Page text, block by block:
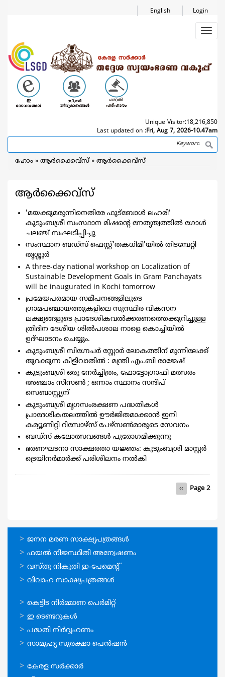
Login
English
Unique Visitor:18,216,850
Last updated on :Fri, Aug 7, 2026-10.47am
Search
Breadcrumb
ഹോം ആര്‍ക്കൈവ്സ് ആര്‍ക്കൈവ്സ്
ആര്‍ക്കൈവ്സ്
'മയക്കുമരുന്നിനെതിരേ ഫുട്ബോള്‍ ലഹരി'
കുടുംബശ്രീ സംസ്ഥാന മിഷന്‍റെ നേതൃത്വത്തില്‍ ഗോള്‍
ചലഞ്ച് സംഘടിപ്പിച്ചു
സംസ്ഥാന ബഡ്‌സ് ഫെസ്റ്റ്‌'തകധിമി'യിൽ തിടമ്പേറ്റി
തൃശ്ശൂർ
A three-day national workshop on Localization of
Sustainable Development Goals in Gram Panchayats
will be inaugurated in Kochi tomorrow
പ്രമേയപരമായ സമീപനങ്ങളിലൂടെ
ഗ്രാമപഞ്ചായത്തുകളിലെ സുസ്ഥിര വികസന
ലക്ഷ്യങ്ങളുടെ പ്രാദേശികവൽക്കരണത്തെക്കുറിച്ചുള്ള
ത്രിദിന ദേശീയ ശിൽപശാല നാളെ കൊച്ചിയിൽ
ഉദ്ഘാടനം ചെയ്യും.
കുടുംബശ്രീ സിഗ്നേചർ സ്റ്റോർ ലോകത്തിന് മുന്നിലേക്ക്
തുറക്കുന്ന കിളിവാതിൽ : മന്ത്രി എം.ബി രാജേഷ്
കുടുംബശ്രീ ഒരു നേർച്ചിത്രം, ഫോട്ടോഗ്രാഫി മത്സരം
അഞ്ചാം സീസൺ ; ഒന്നാം സ്ഥാനം സന്ദീപ്
സെബാസ്റ്റ്യന്
കുടുംബശ്രീ മൃഗസംരക്ഷണ പദ്ധതികള്‍
പ്രാദേശികതലത്തില്‍ ഊര്‍ജിതമാക്കാന്‍ ഇനി
കമ്യൂണിറ്റി റിസോഴ്സ് പേഴ്സണ്‍മാരുടെ സേവനം
ബഡ്‌സ് കലോത്സവങ്ങള്‍ പുരോഗമിക്കുന്നു
ഭരണഘടനാ സാക്ഷരതാ യജ്ഞം: കുടുംബശ്രീ മാസ്റ്റര്‍
ട്രെയിനര്‍മാര്‍ക്ക് പരിശീലനം നല്‍കി
Previous
‹‹ Page 2
ഓണ്‍ലൈന്‍
സേവനങ്ങള്‍
ജനന മരണ സാക്ഷ്യപത്രങ്ങള്‍
ഫയല്‍ നിജസ്ഥിതി അന്വേഷണം
വസ്തു നികുതി ഇ-പേമെന്റ്
വിവാഹ സാക്ഷ്യപത്രങ്ങള്‍
ഓണ്‍ലൈന്‍
സേവനങ്ങള്‍
കെട്ടിട നിര്‍മ്മാണ പെര്‍മിറ്റ്‌
ഇ ടെണ്ടറുകള്‍
പദ്ധതി നിര്‍വ്വഹണം
സാമൂഹ്യ സുരക്ഷാ പെന്‍ഷന്‍
ഉപയോഗപ്രദമായ
കേരള സര്‍ക്കാര്‍